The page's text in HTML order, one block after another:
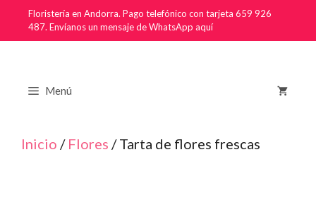
SaltarFloristería en Andorra. Pago telefónico con tarjeta 659 926
487. Envíanos un mensaje de WhatsApp aquí
Menú
Inicio / Flores / Tarta de flores frescas